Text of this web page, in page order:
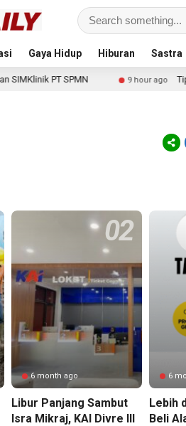
Gaya Hidup Hiburan Sastra
PT SPMN 9 hour ago Tips Belanja
6 month ago
Libur Panjang Sambut
Isra Mikraj, KAI Divre III
6
Lebih
Beli